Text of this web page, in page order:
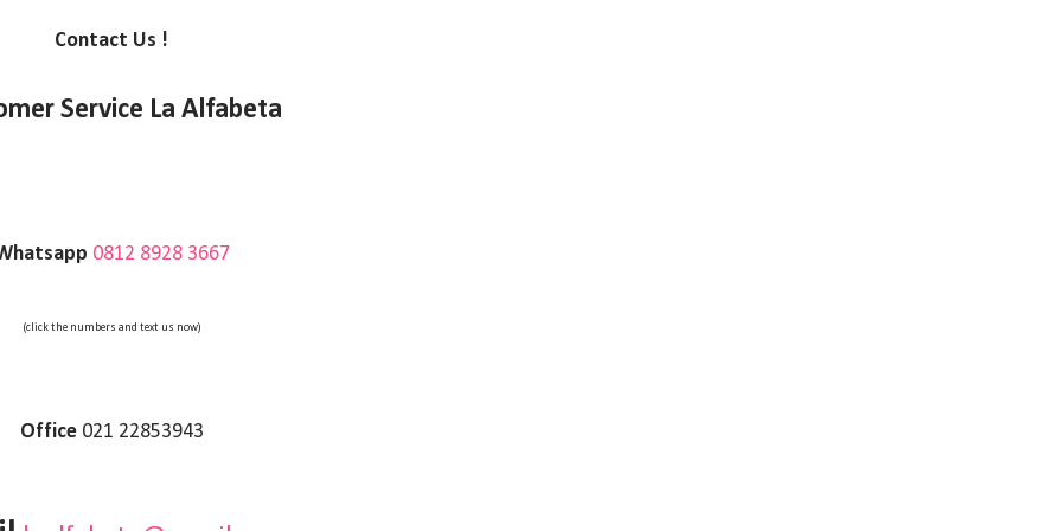
Contact Us !
Service La Alfabeta
0812 8928 3667
(click the numbers and text us now)
Office021 22853943